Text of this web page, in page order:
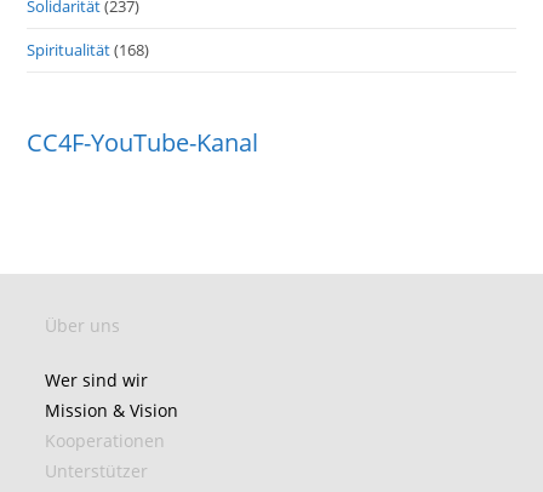
Solidarität(237)
Spiritualität(168)
CC4F-YouTube-Kanal
Über uns
Wer sind wir
Mission & Vision
Kooperationen
Unterstützer